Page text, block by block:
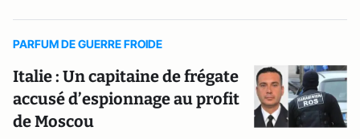
PARFUM DE GUERRE FROIDE
Italie : Un capitaine de frégate
accusé d’espionnage au profit
de Moscou